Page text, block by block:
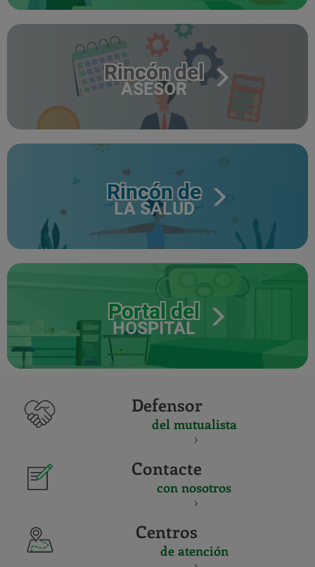
Rincón del
ASESOR
Rincón de
LA SALUD
Portal del
HOSPITAL
Defensor
del mutualista
Contacte
con nosotros
Centros
de atención